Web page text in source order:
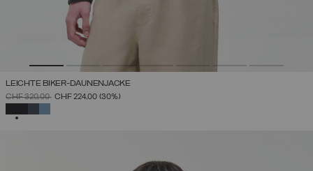
LEICHTE BIKER-DAUNENJACKE
PREIS REDUZIERT VON
CHF 320,00AUF
CHF 224,00 (30%)